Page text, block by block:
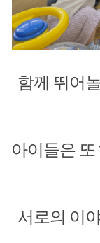
함께 뛰어
아이들은
서로의 이